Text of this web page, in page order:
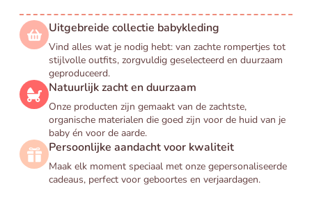
Uitgebreide collectie babykleding
Vind alles wat je nodig hebt: van zachte rompertjes tot
stijlvolle outfits, zorgvuldig geselecteerd en duurzaam
geproduceerd.
Natuurlijk zacht en duurzaam
Onze producten zijn gemaakt van de zachtste,
organische materialen die goed zijn voor de huid van je
baby én voor de aarde.
Persoonlijke aandacht voor kwaliteit
Maak elk moment speciaal met onze gepersonaliseerde
cadeaus, perfect voor geboortes en verjaardagen.